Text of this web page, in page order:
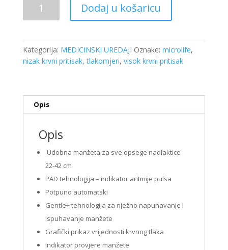
TLAKOMJER
BP
BASIC
količina
Dodaj u košaricu
Kategorija: MEDICINSKI UREDAJI Oznake: microlife,
nizak krvni pritisak,tlakomjeri, visok krvni pritisak
Opis
Opis
Udobna manžeta za sve opsege nadlaktice
22-42 cm
PAD tehnologija – indikator aritmije pulsa
Potpuno automatski
Gentle+ tehnologija za nježno napuhavanje i
ispuhavanje manžete
Grafički prikaz vrijednosti krvnog tlaka
Indikator provjere manžete